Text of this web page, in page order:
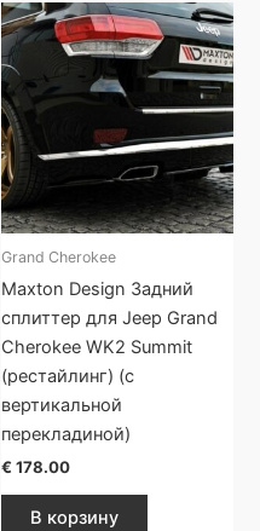
Grand Cherokee
Maxton Design Задний
сплиттер для Jeep Grand
Cherokee WK2 Summit
(рестайлинг) (с
вертикальной
перекладиной)
€ 178.00
В корзину